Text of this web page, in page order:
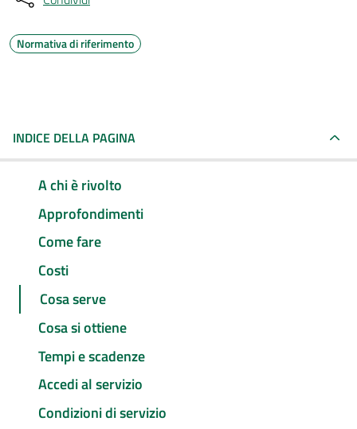
Normativa di riferimento
INDICE DELLA PAGINA
A chi è rivolto
Approfondimenti
Come fare
Costi
Cosa serve
Cosa si ottiene
Tempi e scadenze
Accedi al servizio
Condizioni di servizio